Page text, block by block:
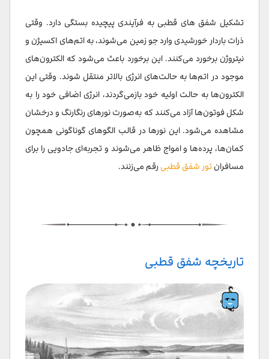
تشکیل شفق های قطبی به فرآیندی پیچیده بستگی دارد. وقتی
ذرات باردار خورشیدی وارد جو زمین می‌شوند، به اتم‌های اکسیژن و
نیتروژن برخورد می‌کنند. این برخورد باعث می‌شود که الکترون‌های
موجود در اتم‌ها به حالت‌های انرژی بالاتر منتقل شوند. وقتی این
الکترون‌ها به حالت اولیه خود بازمی‌گردند، انرژی اضافی خود را به
شکل فوتون‌ها آزاد می‌کنند که به‌صورت نورهای رنگارنگ و درخشان
مشاهده می‌شود. این نورها در قالب الگوهای گوناگونی همچون
کمان‌ها، پرده‌ها و امواج ظاهر می‌شوند و تجربه‌ای جادویی را برای
مسافران تور شفق قطبیرقم می‌زنند.
تاریخچه شفق قطبی